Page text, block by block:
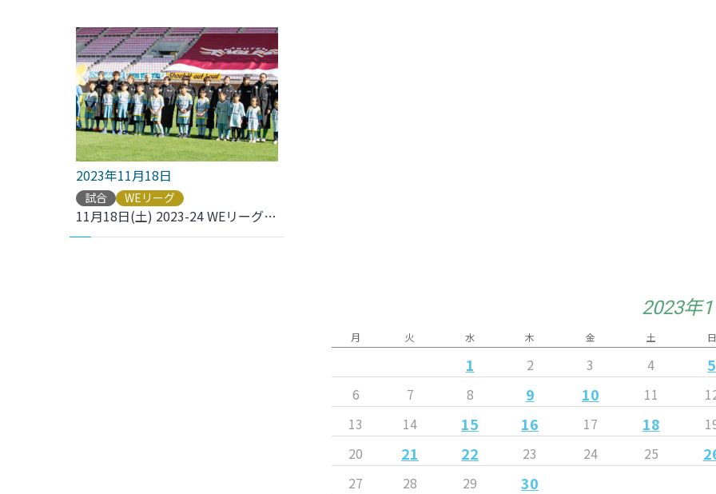
2023年11月18日
試合 WEリーグ
11月18日(土) 2023-24 WEリーグ ホーム開幕戦を開催いたしました。
2023年
月 火 水 木 金 土 日
1 2 3 4 5
6 7 8 9 10 11
13
14 15 16 17 18
20
21 22 23 24 25
27 28 29 30